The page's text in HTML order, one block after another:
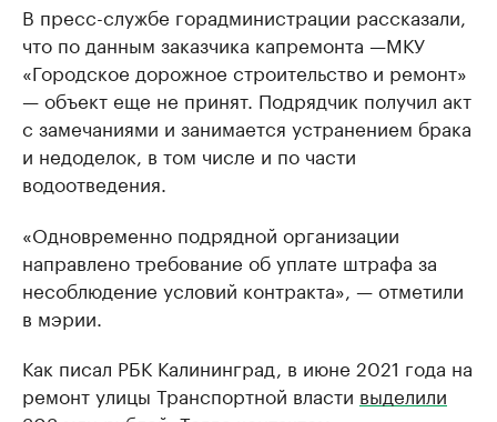
В пресс-службе горадминистрации рассказали,
что по данным заказчика капремонта —МКУ
«Городское дорожное строительство и ремонт»
— объект еще не принят. Подрядчик получил акт
с замечаниями и занимается устранением брака
и недоделок, в том числе и по части
водоотведения.
«Одновременно подрядной организации
направлено требование об уплате штрафа за
несоблюдение условий контракта», — отметили
в мэрии.
Как писал РБК Калининград, в июне 2021 года на
ремонт улицы Транспортной власти выделили